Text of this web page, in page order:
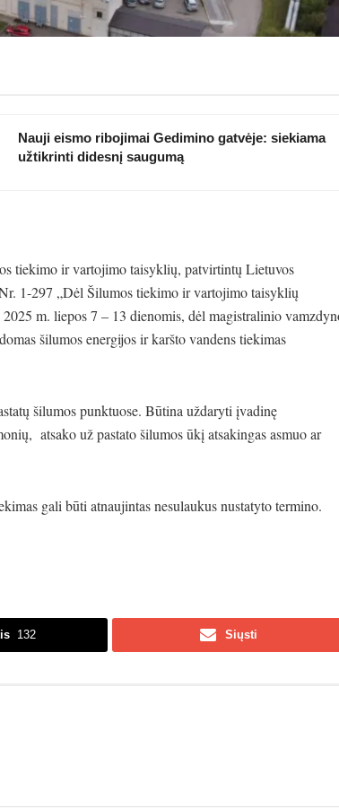
Nauji eismo ribojimai Gedimino gatvėje: siekiama
užtikrinti didesnį saugumą
tiekimo ir vartojimo taisyklių, patvirtintų Lietuvos
1-297 „Dėl Šilumos tiekimo ir vartojimo taisyklių
m. liepos 7 – 13 dienomis, dėl magistralinio
šilumos energijos ir karšto vandens tiekimas
šilumos punktuose. Būtina uždaryti įvadinę
atsako už pastato šilumos ūkį atsakingas asmuo ar
gali būti atnaujintas nesulaukus nustatyto termino.
132 Siųsti